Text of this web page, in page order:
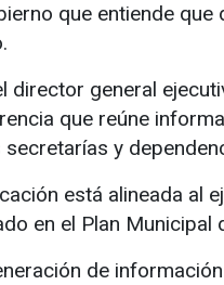
que entiende
director general
que reúne
y
está alineada al
en el Plan
de